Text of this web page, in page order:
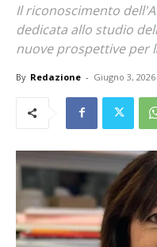
Il riconoscimento
dedicata allo studio
nuove prospettive per
By Redazione - Giugno 3, 2026